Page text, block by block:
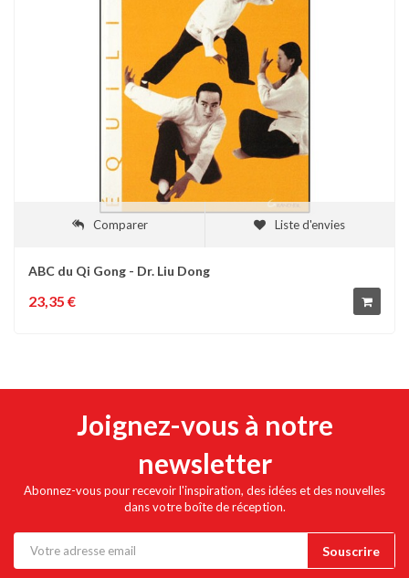
Comparer Liste d'envies
ABC du Qi Gong - Dr. Liu Dong
23,35 €
Joignez-vous à notre
newsletter
Abonnez-vous pour recevoir l'inspiration, des idées et des nouvelles
dans votre boîte de réception.